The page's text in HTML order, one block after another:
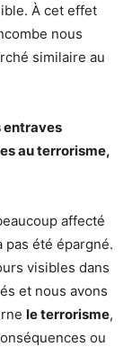
À cet effet
nous
similaire au
entraves
au terrorisme,
affecté
pas été épargné.
visibles dans
et nous avons
le terrorisme,
ou